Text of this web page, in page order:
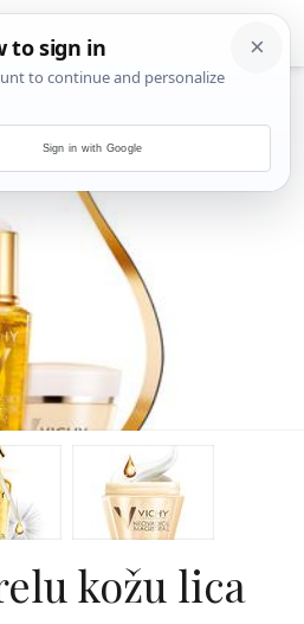
kožu lica
Sign in with Google